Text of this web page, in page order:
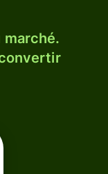
marché.